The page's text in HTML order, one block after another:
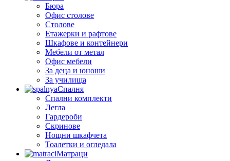
Бюра
Офис столове
Столове
Етажерки и рафтове
Шкафове и контейнери
Мебели от метал
Офис мебели
За деца и юноши
За училища
Спалня
Спални комплекти
Легла
Гардероби
Скринове
Нощни шкафчета
Тоалетки и огледала
Матраци